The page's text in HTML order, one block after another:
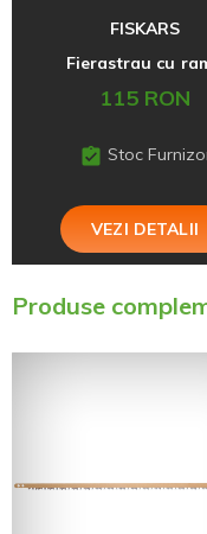
FISKARS
Fierastrau cu
115 RON
Stoc
VEZI DETALII
Produse